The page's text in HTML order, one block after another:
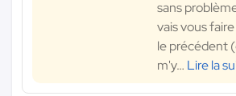
sans
vais vous
le précédent
m'y… Lire la